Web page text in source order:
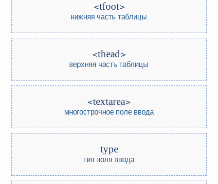
tfoot
нижняя часть таблицы
thead
верхняя часть таблицы
textarea
многострочное поле ввода
type
тип поля ввода